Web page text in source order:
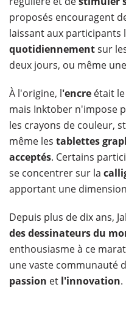
proposés encouragent
laissant aux participants
quotidiennementsur
deux jours, ou même
À l'origine, l'encre était
mais Inktober n'impose
les crayons de couleur,
même les tablettes
acceptés. Certains
se concentrer sur la
apportant une
Depuis plus de dix ans,
des dessinateurs du
enthousiasme à ce
une vaste communauté
passion et l'innovation.